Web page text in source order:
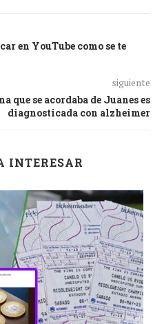
en YouTube como se te
siguiente
que se acordaba de Juanes es
diagnosticada con alzheimer
INTERESAR